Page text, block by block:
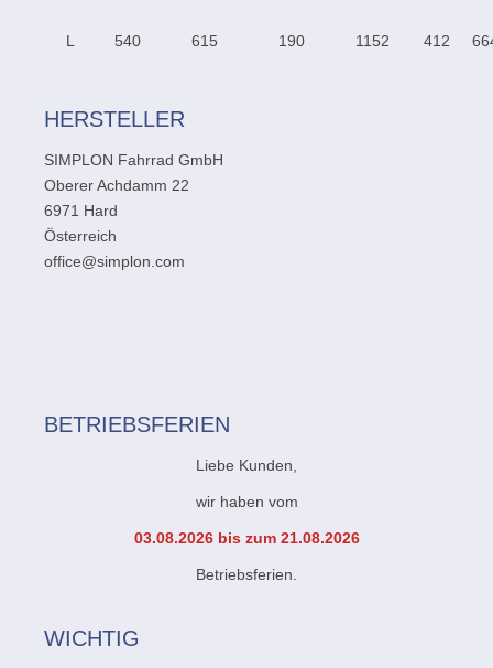
L 540 615 190 1152 412
HERSTELLER
SIMPLON Fahrrad GmbH
Oberer Achdamm 22
6971 Hard
Österreich
office@simplon.com
BETRIEBSFERIEN
Liebe Kunden,
wir haben vom
03.08.2026 bis zum 21.08.2026
Betriebsferien.
WICHTIG